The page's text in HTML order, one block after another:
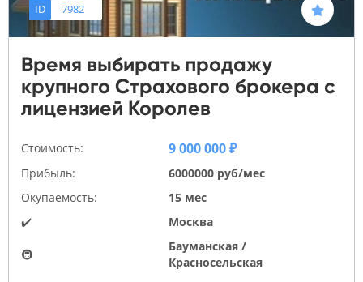
ID 7982
Время выбирать продажу
крупного Страхового брокера с
лицензией Королев
Стоимость: 9 000 000 ₽
Прибыль:
6000000 руб/мес
Окупаемость:
15 мес
✔️
Москва
🚇
Бауманская /
Красносельская